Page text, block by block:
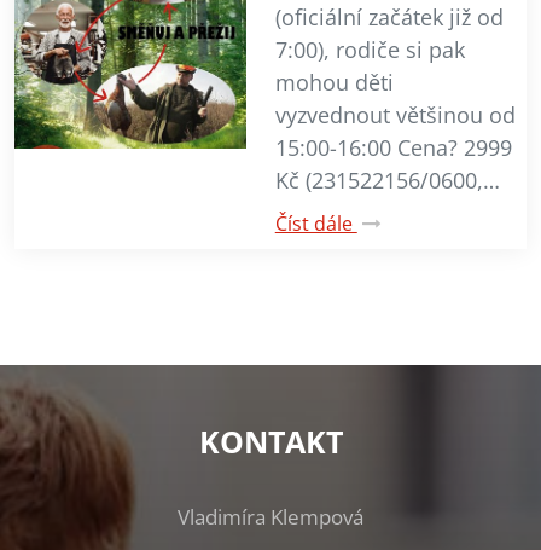
(oficiální začátek již od
7:00), rodiče si pak
mohou děti
vyzvednout většinou od
15:00-16:00 Cena? 2999
Kč (231522156/0600,…
Číst dále
KONTAKT
Vladimíra Klempová